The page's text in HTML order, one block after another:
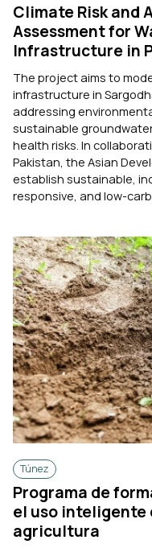
Climate Risk and
Assessment for
Infrastructure in
The project aims to
infrastructure in
addressing
sustainable
health risks. In
Pakistan, the Asian
establish sustainable,
responsive, and low-
Túnez
Programa de
el uso inteligente
agricultura